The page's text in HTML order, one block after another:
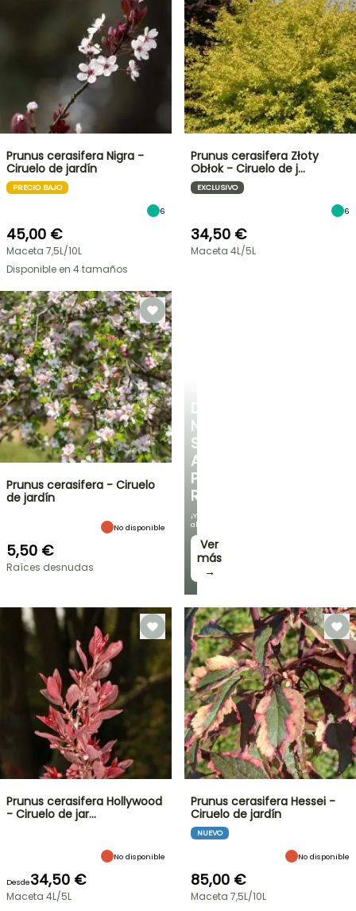
DESCUBRE
NUESTRA
SELECCIÓN
A
PRECIOS
REDUCIDOS
¡Y
ahorra!
Ver
más
→
Prunus cerasifera Nigra -
Ciruelo de jardín
PRECIO BAJO
6
45,00 €
Maceta 7,5L/10L
Disponible en 4 tamaños
Prunus cerasifera Złoty
Obłok - Ciruelo de j…
EXCLUSIVO
6
34,50 €
Maceta 4L/5L
Prunus cerasifera - Ciruelo
de jardín
No disponible
5,50 €
Raíces desnudas
Prunus cerasifera Hollywood
- Ciruelo de jar…
No disponible
Desde34,50 €
Maceta 4L/5L
Prunus cerasifera Hessei -
Ciruelo de jardín
NUEVO
No disponible
85,00 €
Maceta 7,5L/10L